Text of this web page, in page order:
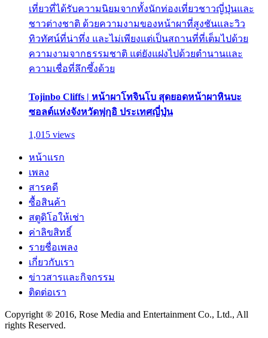
เที่ยวที่ได้รับความนิยมจากทั้งนักท่องเที่ยวชาวญี่ปุ่นและ
ชาวต่างชาติ ด้วยความงามของหน้าผาที่สูงชันและวิว
ทิวทัศน์ที่น่าทึ่ง และไม่เพียงแต่เป็นสถานที่ที่เต็มไปด้วย
ความงามจากธรรมชาติ แต่ยังแฝงไปด้วยตำนานและ
ความเชื่อที่ลึกซึ้งด้วย
Tojinbo Cliffs | หน้าผาโทจินโบ สุดยอดหน้าผาหินบะ
ซอลต์แห่งจังหวัดฟุกุอิ ประเทศญี่ปุ่น
1,015 views
หน้าแรก
เพลง
สารคดี
ซื้อสินค้า
สตูดิโอให้เช่า
ค่าลิขสิทธิ์
รายชื่อเพลง
เกี่ยวกับเรา
ข่าวสารและกิจกรรม
ติดต่อเรา
Copyright ® 2016, Rose Media and Entertainment Co., Ltd., All
rights Reserved.